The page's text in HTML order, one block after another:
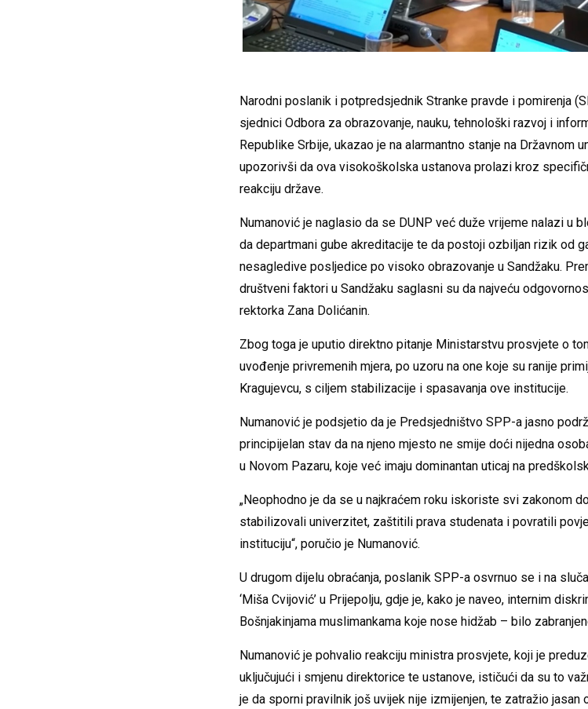
Narodni poslanik i potpredsjednik Stranke pravde i pomirenja
sjednici Odbora za obrazovanje, nauku, tehnološki razvoj i
Republike Srbije, ukazao je na alarmantno stanje na Državnom
upozorivši da ova visokoškolska ustanova prolazi kroz
reakciju države.
Numanović je naglasio da se DUNP već duže vrijeme nalazi u
da departmani gube akreditacije te da postoji ozbiljan rizik od
nesagledive posljedice po visoko obrazovanje u Sandžaku.
društveni faktori u Sandžaku saglasni su da najveću
rektorka Zana Dolićanin.
Zbog toga je uputio direktno pitanje Ministarstvu prosvjete o
uvođenje privremenih mjera, po uzoru na one koje su ranije
Kragujevcu, s ciljem stabilizacije i spasavanja ove institucije.
Numanović je podsjetio da je Predsjedništvo SPP-a jasno
principijelan stav da na njeno mjesto ne smije doći nijedna
u Novom Pazaru, koje već imaju dominantan uticaj na
„Neophodno je da se u najkraćem roku iskoriste svi zakonom
stabilizovali univerzitet, zaštitili prava studenata i povratili
instituciju“, poručio je Numanović.
U drugom dijelu obraćanja, poslanik SPP-a osvrnuo se i na
‘Miša Cvijović’ u Prijepolju, gdje je, kako je naveo, internim
Bošnjakinjama muslimankama koje nose hidžab – bilo
Numanović je pohvalio reakciju ministra prosvjete, koji je
uključujući i smjenu direktorice te ustanove, ističući da su to
je da sporni pravilnik još uvijek nije izmijenjen, te zatražio